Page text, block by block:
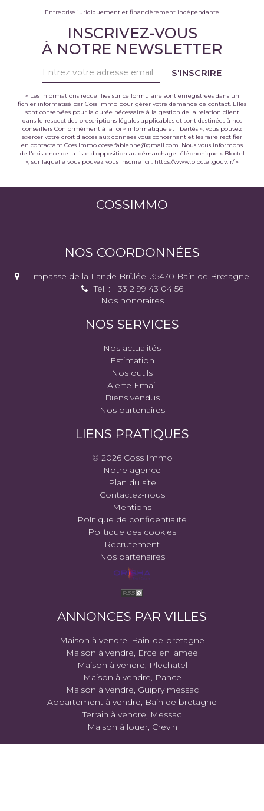
Entreprise juridiquement et financièrement indépendante
INSCRIVEZ-VOUS
À NOTRE NEWSLETTER
S'INSCRIRE
« Les informations recueillies sur ce formulaire sont enregistrées dans un
fichier informatisé par Coss Immo pour gérer votre demande de contact. Elles
sont conservées pour la durée nécessaire à la gestion de la relation client
dans le respect des prescriptions légales applicables et sont destinées à nos
conseillers Conformément à la loi « informatique et libertés », vous pouvez
exercer votre droit d'accès aux données vous concernant et les faire rectifier
en contactant Coss Immo cosse.fabienne@gmail.com. Nous vous informons
de l'existence de la liste d'opposition au démarchage téléphonique « Bloctel
», sur laquelle vous pouvez vous inscrire ici : https://www.bloctel.gouv.fr/»
COSSIMMO
NOS COORDONNÉES
1 Impasse de la Lande Brûlée, 35470 Bain de Bretagne
Tél. : +33 2 99 43 04 56
Nos honoraires
NOS SERVICES
Nos actualités
Estimation
Nos outils
Alerte Email
Biens vendus
Nos partenaires
LIENS PRATIQUES
© 2026 Coss Immo
Notre agence
Plan du site
Contactez-nous
Mentions
Politique de confidentialité
Politique des cookies
Recrutement
Nos partenaires
ANNONCES PAR VILLES
Maison à vendre, Bain-de-bretagne
Maison à vendre, Erce en lamee
Maison à vendre, Plechatel
Maison à vendre, Pance
Maison à vendre, Guipry messac
Appartement à vendre, Bain de bretagne
Terrain à vendre, Messac
Maison à louer, Crevin